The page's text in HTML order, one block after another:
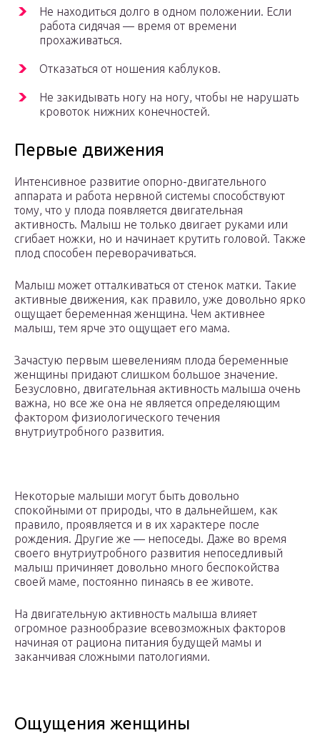
Не находиться долго в одном положении. Если
работа сидячая — время от времени
прохаживаться.
Отказаться от ношения каблуков.
Не закидывать ногу на ногу, чтобы не нарушать
кровоток нижних конечностей.
Первые движения
Интенсивное развитие опорно-двигательного
аппарата и работа нервной системы способствуют
тому, что у плода появляется двигательная
активность. Малыш не только двигает руками или
сгибает ножки, но и начинает крутить головой. Также
плод способен переворачиваться.
Малыш может отталкиваться от стенок матки. Такие
активные движения, как правило, уже довольно ярко
ощущает беременная женщина. Чем активнее
малыш, тем ярче это ощущает его мама.
Зачастую первым шевелениям плода беременные
женщины придают слишком большое значение.
Безусловно, двигательная активность малыша очень
важна, но все же она не является определяющим
фактором физиологического течения
внутриутробного развития.
Некоторые малыши могут быть довольно
спокойными от природы, что в дальнейшем, как
правило, проявляется и в их характере после
рождения. Другие же — непоседы. Даже во время
своего внутриутробного развития непоседливый
малыш причиняет довольно много беспокойства
своей маме, постоянно пинаясь в ее животе.
На двигательную активность малыша влияет
огромное разнообразие всевозможных факторов
начиная от рациона питания будущей мамы и
заканчивая сложными патологиями.
Ощущения женщины